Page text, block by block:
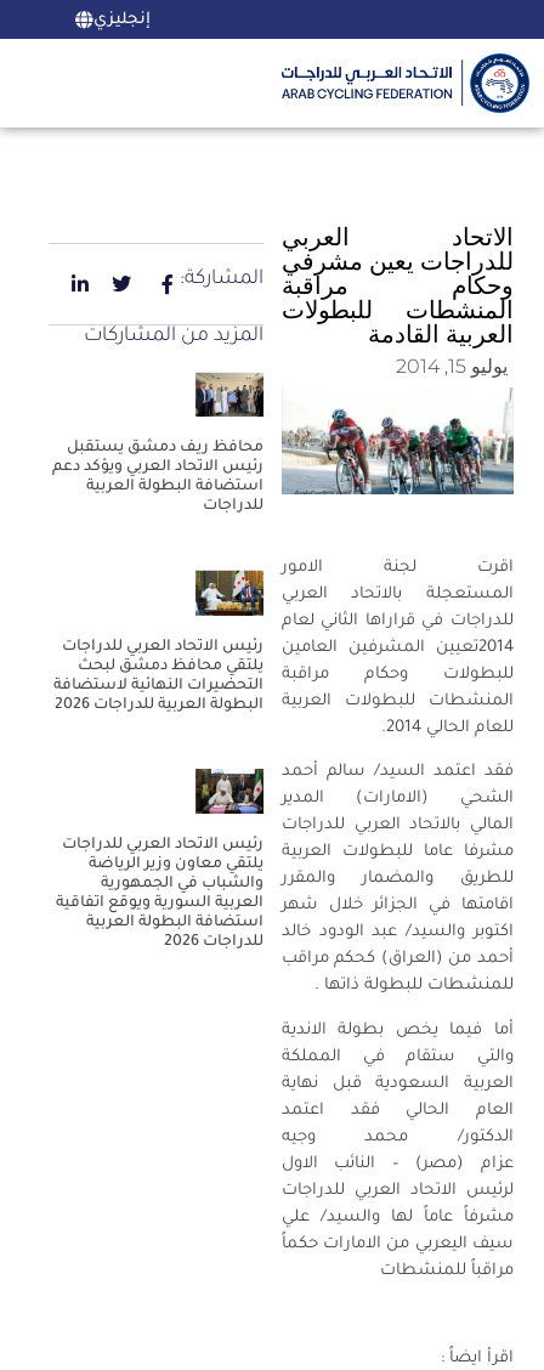
إنجليزي
الاتحاد العربي
للدراجات يعين مشرفي
وحكام مراقبة
المنشطات للبطولات
العربية القادمة
يوليو 15, 2014
اقرت لجنة الامور
المستعجلة بالاتحاد العربي
للدراجات في قراراها الثاني لعام
2014تع
يين المشرفين العامين
للبطولات وحكام مراقبة
المنشطات للبطولات العربية
للعام الحالي 2014.
فقد اعتمد السيد/ سالم أحمد
الشحي (الامارات) المدير
المالي
بالاتحاد العربي للدراجات
مشرفا عاما للبطولات العربية
للطريق والمضمار والمقرر
اقامتها في الجزائرخلال شهر
اكتوبر والسيد/عبد الودود خالد
أحمد من (العراق ) كحكم مراقب
للمنشطات للبطولة ذاتها .
أما فيما يخص بطولة الاندية
والتي ستقام في المملكة
العربية السعودية قبل نهاية
العام الحالي فقد اعتمد
الدكتور/ محمد وجيه
عزام (مصر) – النائب الاول
لرئيس الاتحاد العربي للدراجات
مشرفاً عاماً لها والسيد/ علي
سيف اليعربي من الامارات حكماً
مراقباً للمنشطات
اقرأ ايضاً :
المشاركة:
المزيد من المشاركات
محافظ ريف دمشق يستقبل
رئيس الاتحاد العربي ويؤكد دعم
استضافة البطولة العربية
للدراجات
رئيس الاتحاد العربي للدراجات
يلتقي محافظ دمشق لبحث
التحضيرات النهائية لاستضافة
البطولة العربية للدراجات 2026
رئيس الاتحاد العربي للدراجات
يلتقي معاون وزير الرياضة
والشباب في الجمهورية
العربية السورية ويوقع اتفاقية
استضافة البطولة العربية
للدراجات 2026